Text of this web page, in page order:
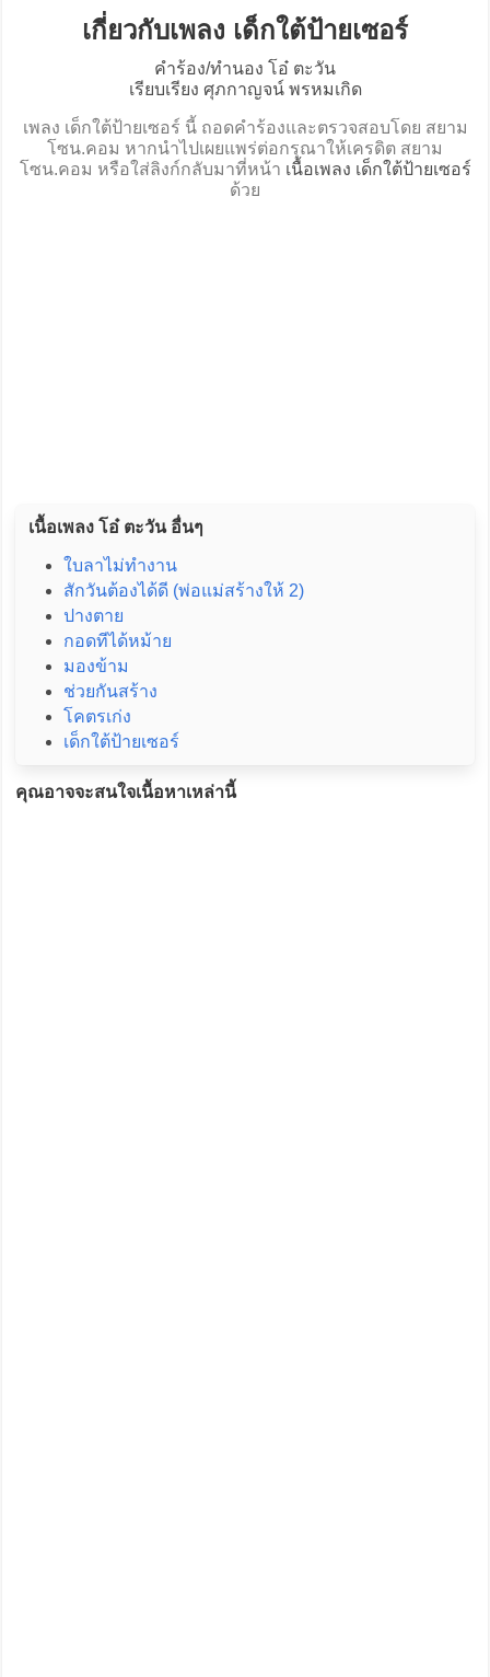
เกี่ยวกับเพลง เด็กใต้ป้ายเซอร์
คำร้อง/ทำนอง โอ๋ ตะวัน
เรียบเรียง ศุภกาญจน์ พรหมเกิด
เพลง เด็กใต้ป้ายเซอร์ นี้ ถอดคำร้องและตรวจสอบโดย สยาม
โซน.คอม หากนำไปเผยแพร่ต่อกรุณาให้เครดิต สยาม
โซน.คอม หรือใส่ลิงก์กลับมาที่หน้า เนื้อเพลง เด็กใต้ป้ายเซอร์
ด้วย
เนื้อเพลง โอ๋ ตะวัน อื่นๆ
ใบลาไม่ทำงาน
สักวันต้องได้ดี (พ่อแม่สร้างให้ 2)
ปางตาย
กอดทีได้หม้าย
มองข้าม
ช่วยกันสร้าง
โคตรเก่ง
เด็กใต้ป้ายเซอร์
คุณอาจจะสนใจเนื้อหาเหล่านี้